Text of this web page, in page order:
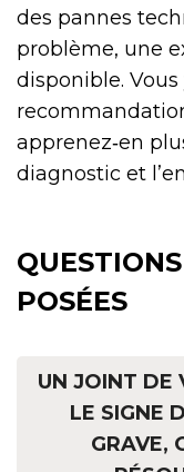
des pannes
problème, une
disponible.
apprenez‑en
diagnostic et
POSÉES
UN JOINT DE
LE SIGNE
GRAVE,